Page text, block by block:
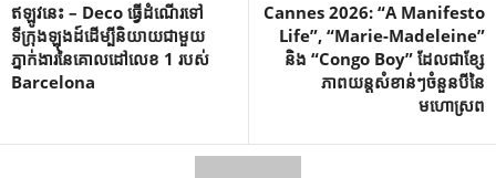
ឥឡូវនេះ – Deco ធ្វើដំណើរទៅ
ទីក្រុងឡុងដ៍ដើម្បីនិយាយជាមួយ
ភ្នាក់ងារនៃគោលដៅលេខ 1 របស់
Barcelona
Cannes 2026: “A Manifesto
Life”, “Marie-Madeleine”
និង “Congo Boy” ដែលជាខ្សែ
ភាពយន្តសំខាន់ៗចំនួនបីនៃ
មហោស្រព